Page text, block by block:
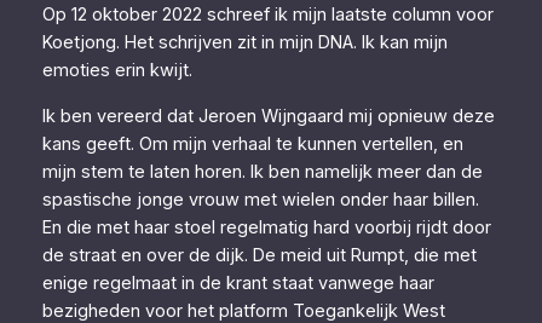
Op 12 oktober 2022 schreef ik mijn laatste column voor
Koetjong. Het schrijven zit in mijn DNA. Ik kan mijn
emoties erin kwijt.
Ik ben vereerd dat Jeroen Wijngaard mij opnieuw deze
kans geeft. Om mijn verhaal te kunnen vertellen, en
mijn stem te laten horen. Ik ben namelijk meer dan de
spastische jonge vrouw met wielen onder haar billen.
En die met haar stoel regelmatig hard voorbij rijdt door
de straat en over de dijk. De meid uit Rumpt, die met
enige regelmaat in de krant staat vanwege haar
bezigheden voor het platform Toegankelijk West